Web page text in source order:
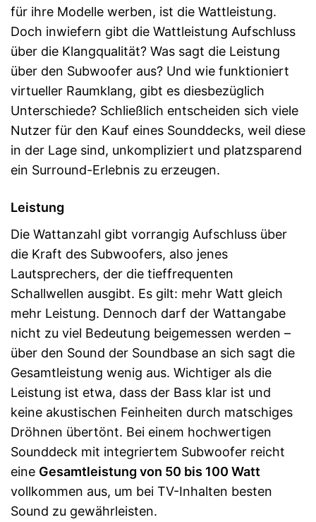
für ihre Modelle werben, ist die Wattleistung.
Doch inwiefern gibt die Wattleistung Aufschluss
über die Klangqualität? Was sagt die Leistung
über den Subwoofer aus? Und wie funktioniert
virtueller Raumklang, gibt es diesbezüglich
Unterschiede? Schließlich entscheiden sich viele
Nutzer für den Kauf eines Sounddecks, weil diese
in der Lage sind, unkompliziert und platzsparend
ein Surround-Erlebnis zu erzeugen.
Leistung
Die Wattanzahl gibt vorrangig Aufschluss über
die Kraft des Subwoofers, also jenes
Lautsprechers, der die tieffrequenten
Schallwellen ausgibt. Es gilt: mehr Watt gleich
mehr Leistung. Dennoch darf der Wattangabe
nicht zu viel Bedeutung beigemessen werden –
über den Sound der Soundbase an sich sagt die
Gesamtleistung wenig aus. Wichtiger als die
Leistung ist etwa, dass der Bass klar ist und
keine akustischen Feinheiten durch matschiges
Dröhnen übertönt. Bei einem hochwertigen
Sounddeck mit integriertem Subwoofer reicht
eine Gesamtleistung von 50 bis 100 Watt
vollkommen aus, um bei TV-Inhalten besten
Sound zu gewährleisten.